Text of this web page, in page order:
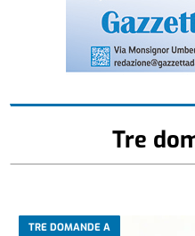
Tre
TRE DOMANDE A